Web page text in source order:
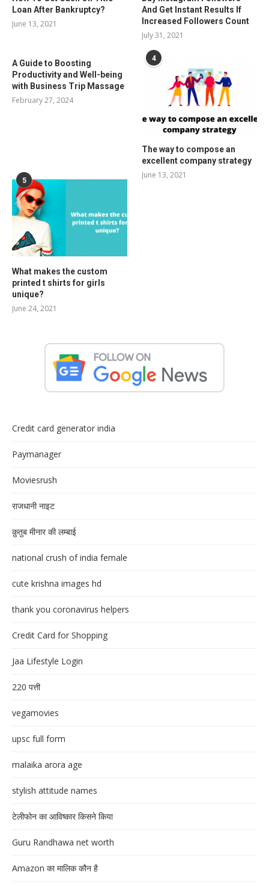
Loan After Bankruptcy?
June 13, 2021
And Get Instant Results If
Increased Followers Count
July 31, 2021
A Guide to Boosting
Productivity and Well-being
with Business Trip Massage
February 27, 2024
4
The way to compose an
excellent company strategy
June 13, 2021
5
What makes the custom
printed t shirts for girls
unique?
June 24, 2021
Credit card generator india
Paymanager
Moviesrush
राजधानी नाइट
क़ुतुब मीनार की लम्बाई
national crush of india female
cute krishna images hd
thank you coronavirus helpers
Credit Card for Shopping
Jaa Lifestyle Login
220 पत्ती
vegamovies
upsc full form
malaika arora age
stylish attitude names
टेलीफोन का आविष्कार किसने किया
Guru Randhawa net worth
Amazon का मालिक कौन है